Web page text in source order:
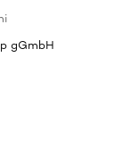
gGmbH